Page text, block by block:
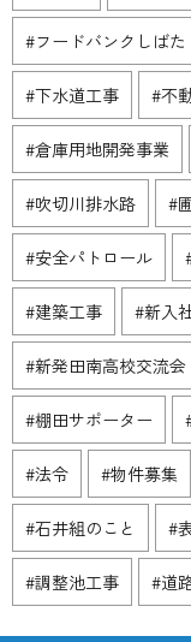
#フードバンクしばた
#下水道工事 #不
#倉庫用地開発事業
#吹切川排水路 #
#安全パトロール
#建築工事 #新入
#新発田南高校交流会
#棚田サポーター
#法令 #物件募集
#石井組のこと #
#調整池工事 #道